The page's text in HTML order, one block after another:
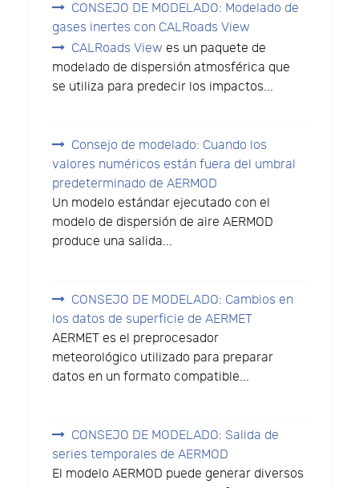
CONSEJO DE MODELADO: Modelado de
gases inertes con CALRoads View
CALRoads View es un paquete de
modelado de dispersión atmosférica que
se utiliza para predecir los impactos...
Consejo de modelado: Cuando los
valores numéricos están fuera del umbral
predeterminado de AERMOD
Un modelo estándar ejecutado con el
modelo de dispersión de aire AERMOD
produce una salida...
CONSEJO DE MODELADO: Cambios en
los datos de superficie de AERMET
AERMET es el preprocesador
meteorológico utilizado para preparar
datos en un formato compatible...
CONSEJO DE MODELADO: Salida de
series temporales de AERMOD
El modelo AERMOD puede generar diversos